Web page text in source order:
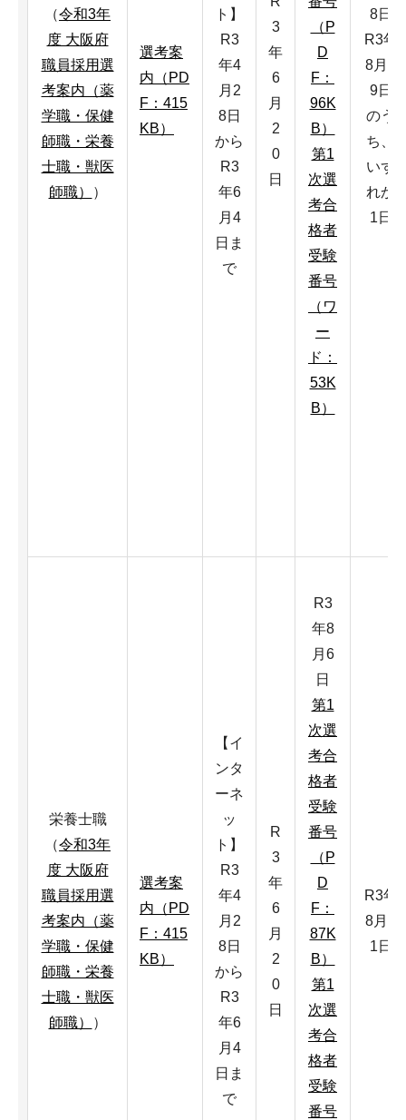
（令和3年
度 大阪府
職員採用選
考案内（薬
学職・保健
師職・栄養
士職・獣医
師職）
）
選考案
内（PD
F：415
KB）
ト】
R3
年4
月2
8日
から
R3
年6
月4
日ま
で
3
年
6
月
2
0
日
（P
D
F：
96K
B）
第1
次選
考合
格者
受験
番号
（ワ
ー
ド：
53K
B）
8日
R3年
8月1
9日
のう
ち、
いず
れか
1日
栄養士職
（令和3年
度 大阪府
職員採用選
考案内（薬
学職・保健
師職・栄養
士職・獣医
師職）
）
選考案
内（PD
F：415
KB）
【イ
ンタ
ーネ
ッ
ト】
R3
年4
月2
8日
から
R3
年6
月4
日ま
で
R
3
年
6
月
2
0
日
R3
年8
月6
日
第1
次選
考合
格者
受験
番号
（P
D
F：
87K
B）
第1
次選
考合
格者
受験
番号
R3年
8月3
1日